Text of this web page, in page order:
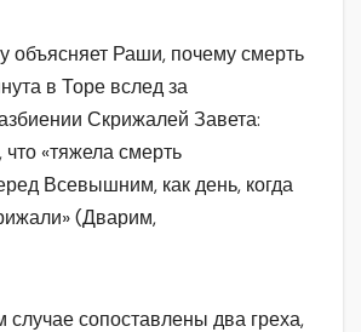
объясняет Раши, почему смерть
в Торе вслед за
Скрижалей Завета:
что «тяжела смерть
Всевышним, как день, когда
(Дварим,
случае сопоставлены два греха,